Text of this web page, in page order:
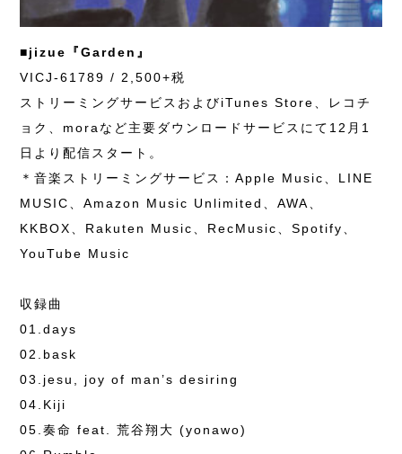
■jizue『Garden』
VICJ-61789 / 2,500+税
ストリーミングサービスおよびiTunes Store、レコチ
ョク、moraなど主要ダウンロードサービスにて12月1
日より配信スタート。
＊音楽ストリーミングサービス：Apple Music、LINE
MUSIC、Amazon Music Unlimited、AWA、
KKBOX、Rakuten Music、RecMusic、Spotify、
YouTube Music
収録曲
01.days
02.bask
03.jesu, joy of man’s desiring
04.Kiji
05.奏命 feat. 荒谷翔大 (yonawo)